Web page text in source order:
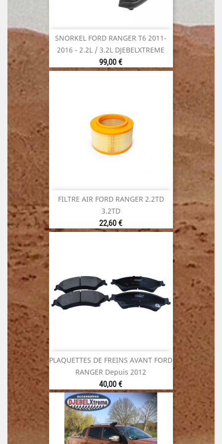
SNORKEL FORD RANGER T6 2011-
2016 - 2.2L / 3.2L DJEBELXTREME
Prix
99,00 €
FILTRE AIR FORD RANGER 2.2TD
3.2TD
Prix
22,60 €
PLAQUETTES DE FREINS AVANT FORD
RANGER Depuis 2012
Prix
40,00 €